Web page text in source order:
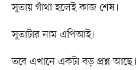
সুতায় গাঁথা হলেই কাজ শেষ।
সুতাটার নাম এপিআই।
তবে এখানে একটা বড় প্রশ্ন